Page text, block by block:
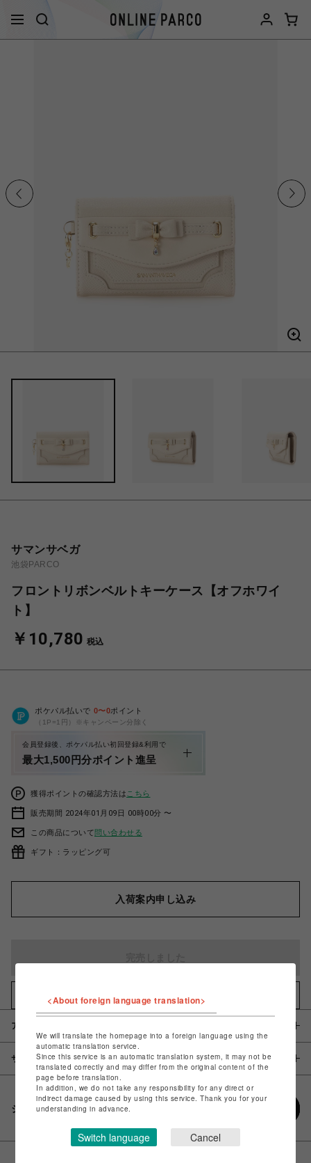
サマンサベガ
池袋PARCO
フロントリボンベルトキーケース【オフホワイ
ト】
￥10,780 税込
ポケパル払いで 0〜0ポイント
（1P=1円）※キャンペーン分除く
会員登録後、ポケパル払い初回登録&利用で
最大1,500円分ポイント進呈
獲得ポイントの確認方法は こちら
販売期間 2024年01月09日 00時00分 〜
この商品について問い合わせる
ギフト：ラッピング可
入荷案内申し込み
アイテム説明 / 素材
サイズ
シェアする
<About foreign language translation>
We will translate the homepage into a foreign language using the
automatic translation service.
Since this service is an automatic translation system, it may not be
translated correctly and may differ from the original content of the
page before translation.
In addition, we do not take any responsibility for any direct or
indirect damage caused by using this service. Thank you for your
understanding in advance.
Switch language Cancel